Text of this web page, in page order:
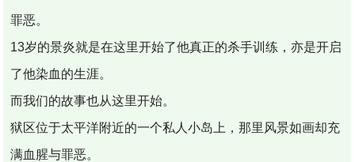
罪恶。
13岁的景炎就是在这里开始了他真正的杀手训练，亦是开启
了他染血的生涯。
而我们的故事也从这里开始。
狱区位于太平洋附近的一个私人小岛上，那里风景如画却充
满血腥与罪恶。